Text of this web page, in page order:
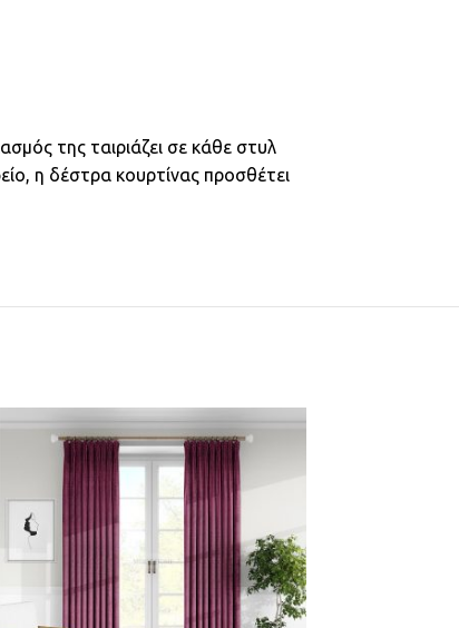
της ταιριάζει σε κάθε στυλ
η δέστρα κουρτίνας προσθέτει